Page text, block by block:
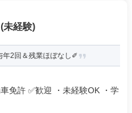
未経験)
年2回＆残業ほぼなし✐
免許 ✅歓迎 ・未経験OK ・学